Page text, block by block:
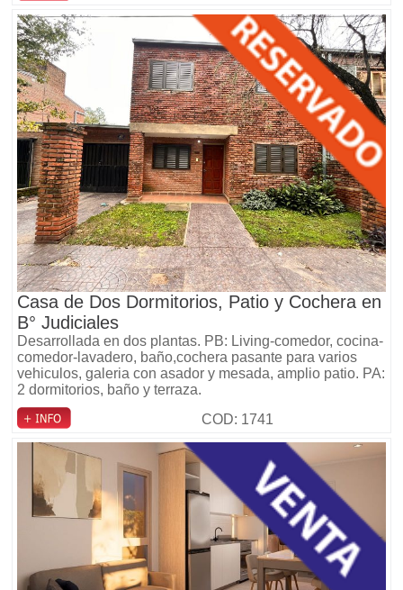
Casa de Dos Dormitorios, Patio y Cochera en
B° Judiciales
Desarrollada en dos plantas. PB: Living-comedor, cocina-
comedor-lavadero, baño,cochera pasante para varios
vehiculos, galeria con asador y mesada, amplio patio. PA:
2 dormitorios, baño y terraza.
COD: 1741